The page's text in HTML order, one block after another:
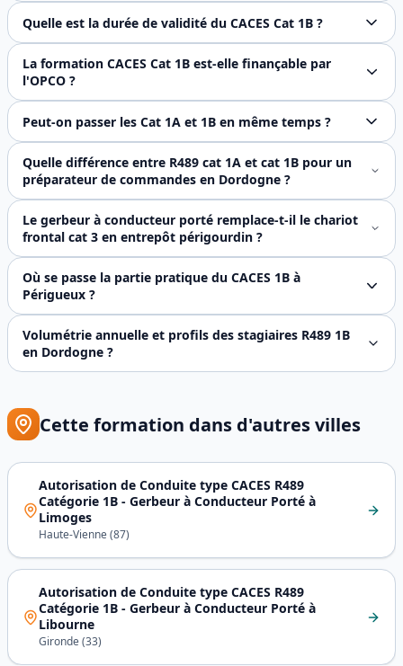
La catégorie 1A concerne les transpalettes à conducteur
Quelle est la durée de validité du CACES Cat 1B ?
Le CACES R489 Cat 1B est valable 5 ans. Un recyclage
La formation CACES Cat 1B est-elle finançable par
l'OPCO ?
Oui, le CACES R489 Cat 1B est éligible au financement
Peut-on passer les Cat 1A et 1B en même temps ?
Oui, il est possible de passer les deux catégories lors
Quelle différence entre R489 cat 1A et cat 1B pour un
préparateur de commandes en Dordogne ?
La **catégorie 1A** couvre le transpalette à conducteur
Le gerbeur à conducteur porté remplace-t-il le chariot
frontal cat 3 en entrepôt périgourdin ?
Non, ils sont complémentaires. Le **gerbeur 1B** est
Où se passe la partie pratique du CACES 1B à
Périgueux ?
Notre plateforme partenaire de la **ZI Boulazac-Isle-
Volumétrie annuelle et profils des stagiaires R489 1B
en Dordogne ?
Cette formation dans d'autres villes
Autorisation de Conduite type CACES R489
Catégorie 1B - Gerbeur à Conducteur Porté à
Limoges
Haute-Vienne(87)
Autorisation de Conduite type CACES R489
Catégorie 1B - Gerbeur à Conducteur Porté à
Libourne
Gironde(33)